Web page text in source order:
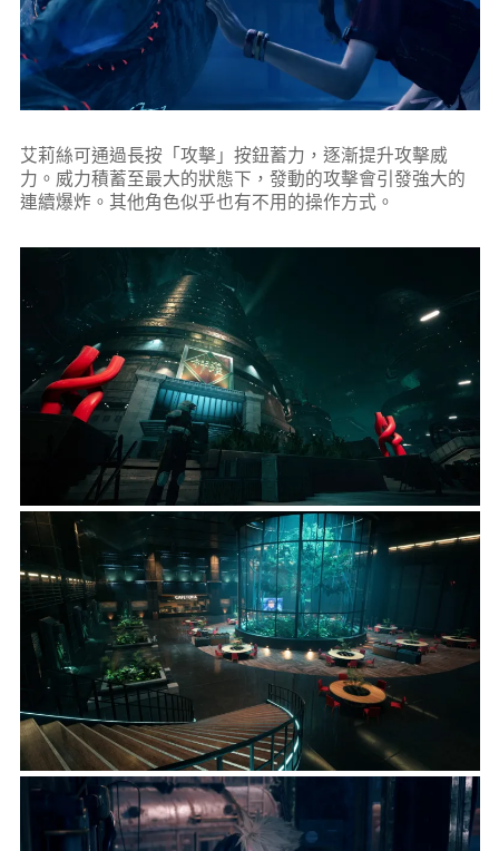
艾莉絲可通過長按「攻擊」按鈕蓄力，逐漸提升攻擊威
力。威力積蓄至最大的狀態下，發動的攻擊會引發強大的
連續爆炸。其他角色似乎也有不用的操作方式。